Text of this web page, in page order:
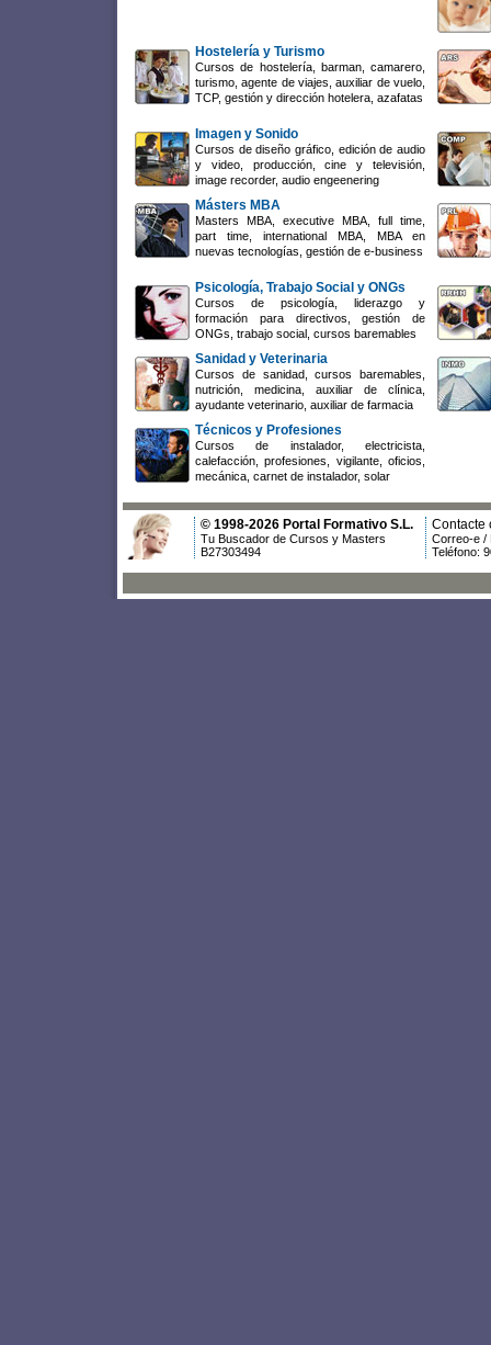
Hostelería y Turismo
Cursos de hostelería, barman, camarero,
turismo, agente de viajes, auxiliar de vuelo,
TCP, gestión y dirección hotelera, azafatas
Imagen y Sonido
Cursos de diseño gráfico, edición de audio
y video, producción, cine y televisión,
image recorder, audio engeenering
Másters MBA
Masters MBA, executive MBA, full time,
part time, international MBA, MBA en
nuevas tecnologías, gestión de e-business
Psicología, Trabajo Social y ONGs
Cursos de psicología, liderazgo y
formación para directivos, gestión de
ONGs, trabajo social, cursos baremables
Sanidad y Veterinaria
Cursos de sanidad, cursos baremables,
nutrición, medicina, auxiliar de clínica,
ayudante veterinario, auxiliar de farmacia
Técnicos y Profesiones
Cursos de instalador, electricista,
calefacción, profesiones, vigilante, oficios,
mecánica, carnet de instalador, solar
© 1998-2026 Portal Formativo S.L.
Tu Buscador de Cursos y Masters
B27303494
Contacte
Correo-e /
Teléfono: